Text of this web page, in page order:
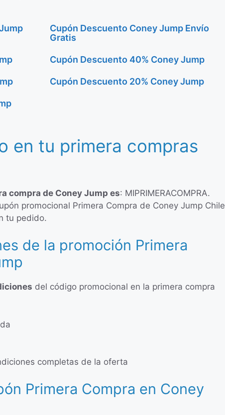
Cupón Descuento Coney Jump Envío
Gratis
Cupón Descuento 40% Coney Jump
Cupón Descuento 20% Coney Jump
en tu primera compras
compra de Coney Jump es: MIPRIMERACOMPRA.
promocional Primera Compra de Coney Jump Chile
tu pedido.
de la promoción Primera
del código promocional en la primera compra
completas de la oferta
Primera Compra en Coney